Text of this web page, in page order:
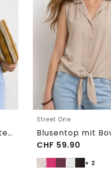
Blusentop mit gerafftem Rundhals
Street One
CHF 59.90
+ 2